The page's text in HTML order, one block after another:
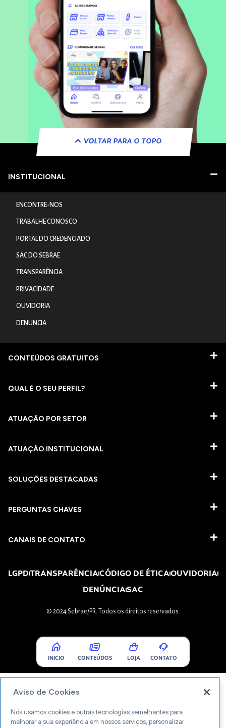
VOLTAR PARA O TOPO
INSTITUCIONAL
ENCONTRE-NOS
TRABALHE CONOSCO
PORTAL DO CREDENCIADO
SAC DO SEBRAE
TRANSPARÊNCIA
PRIVACIDADE
OUVIDORIA
DENUNCIA
CONTEÚDOS GRATUITOS
QUAL É O SEU PERFIL?
ATUAÇÃO POR SETOR
ATUAÇÃO INSTITUCIONAL
SOLUÇÕES DESTACADAS
PERGUNTAS CHAVES​
CANAIS DE CONTATO
LGPDTRANSPARÊNCIACÓDIGO DE ÉTICAOUVIDORIA
DENÚNCIASAC
© 2024 Sebrae/PR. Todos os direitos reservados.
INICIO CONTEÚDOS LOJA CONTATO
Aviso de Cookies
Nós usamos cookies e outras tecnologias semelhantes para
melhorar a sua experiência em nossos serviços, personalizar